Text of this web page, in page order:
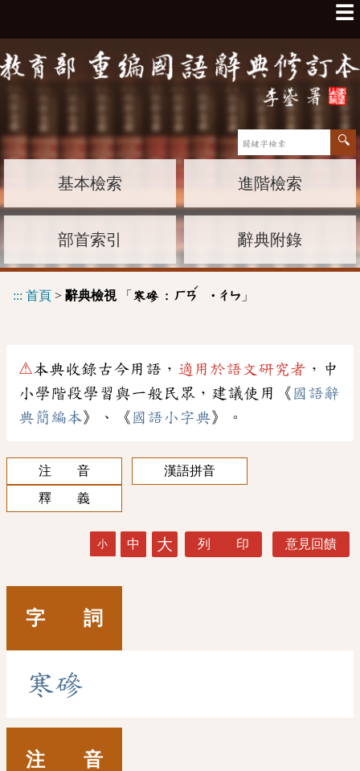
☰
基本檢索 進階檢索
部首索引 辭典附錄
::: 首頁 > 辭典檢視「 寒磣 : ㄏㄢ
ˊ
˙ㄔㄣ 」
⚠本典收錄古今用語， 適用於語文研究者 ，中
小學階段學習與一般民眾，建議使用《 國語辭
典簡編本》、《 國語小字典》。
注 音
漢語拼音
釋 義
小 中 大 列 印 意見回饋
字 詞
寒磣
注 音